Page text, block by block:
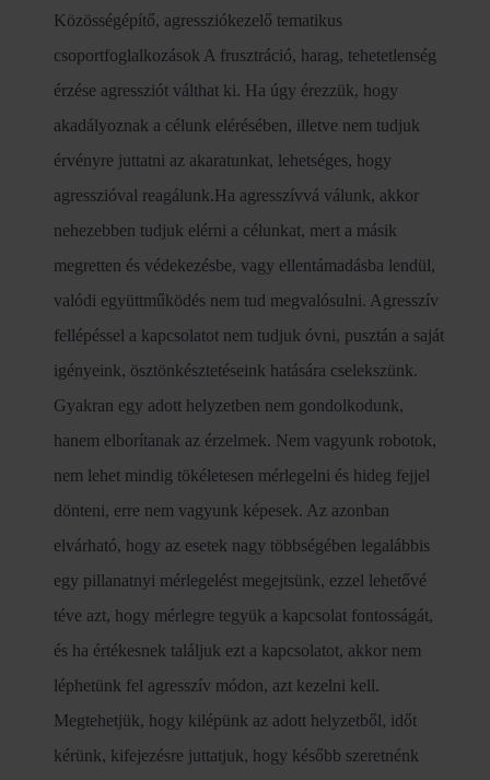
Közösségépítő, agressziókezelő tematikus
csoportfoglalkozások A frusztráció, harag, tehetetlenség
érzése agressziót válthat ki. Ha úgy érezzük, hogy
akadályoznak a célunk elérésében, illetve nem tudjuk
érvényre juttatni az akaratunkat, lehetséges, hogy
agresszióval reagálunk.Ha agresszívvá válunk, akkor
nehezebben tudjuk elérni a célunkat, mert a másik
megretten és védekezésbe, vagy ellentámadásba lendül,
valódi együttműködés nem tud megvalósulni. Agresszív
fellépéssel a kapcsolatot nem tudjuk óvni, pusztán a saját
igényeink, ösztönkésztetéseink hatására cselekszünk.
Gyakran egy adott helyzetben nem gondolkodunk,
hanem elborítanak az érzelmek. Nem vagyunk robotok,
nem lehet mindig tökéletesen mérlegelni és hideg fejjel
dönteni, erre nem vagyunk képesek. Az azonban
elvárható, hogy az esetek nagy többségében legalábbis
egy pillanatnyi mérlegelést megejtsünk, ezzel lehetővé
téve azt, hogy mérlegre tegyük a kapcsolat fontosságát,
és ha értékesnek találjuk ezt a kapcsolatot, akkor nem
léphetünk fel agresszív módon, azt kezelni kell.
Megtehetjük, hogy kilépünk az adott helyzetből, időt
kérünk, kifejezésre juttatjuk, hogy később szeretnénk